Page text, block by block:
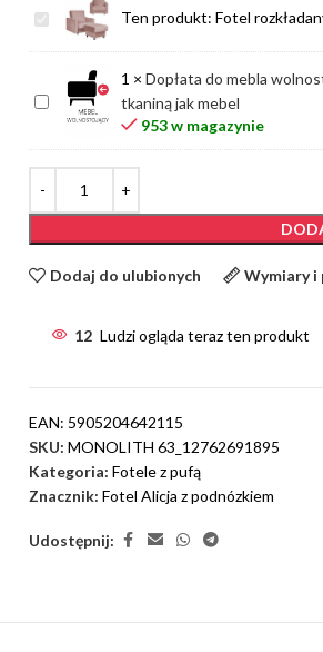
Fotel rozkładany
z podnóżkiem
Fotel rozkładany
z podnóżkiem
Alicja morski
Fotel
rozkładany
podnóżkiem
Alicja
Meble
Ten produkt: Fotel
Dopłata
mebla
wolnostojącego,
tył
tapicerowany
tą
samą
mebel
1 × Dopłata do mebla
tkaniną jak mebel
953 w magazynie
Dodaj do ulubionych Wymiary i
12 Ludzi ogląda teraz ten produkt
EAN: 5905204642115
SKU: MONOLITH 63_12762691895
Kategoria: Fotele z pufą
Znacznik: Fotel Alicja z podnózkiem
Udostępnij: